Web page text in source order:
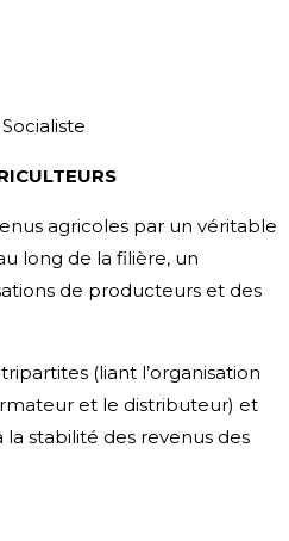
agricoles par un véritable
long de la filière, un
de producteurs et des
(liant l’organisation
et le distributeur) et
stabilité des revenus des